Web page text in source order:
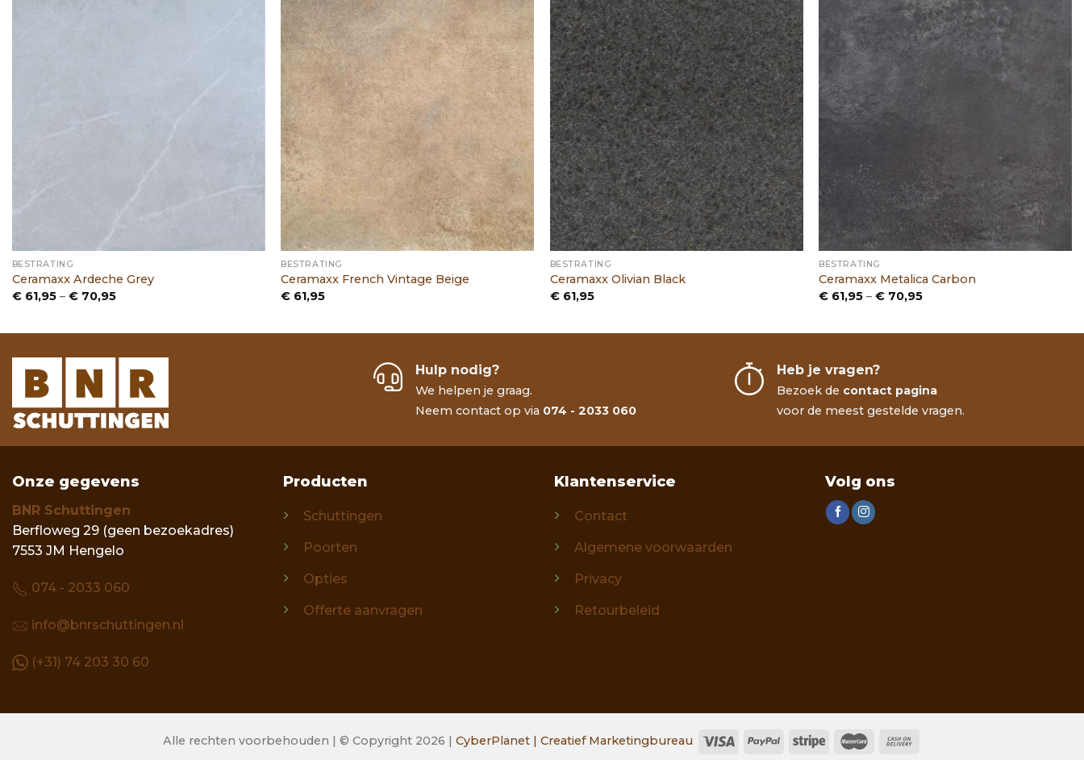
BESTRATING
Ceramaxx Ardeche Grey
€61,95 – €70,95Prijsklasse:
BESTRATING
Ceramaxx French Vintage Beige
€ 61,95
BESTRATING
Ceramaxx Olivian Black
€61,95
BESTRATING
Ceramaxx Metalica Carbon
€ 61,95 – € 70,95Prijsklasse:
Hulp nodig?
We helpen je graag.
Neem contact op via 074 - 2033 060
Heb je vragen?
Bezoek de contact pagina
voor de meest gestelde vragen.
Onze gegevens
BNR Schuttingen
Berfloweg 29 (geen bezoekadres)
7553 JM Hengelo
074 - 2033 060
info@bnrschuttingen.nl
(+31) 74 203 30 60
Producten
Schuttingen
Poorten
Opties
Offerte aanvragen
Klantenservice
Contact
Algemene voorwaarden
Privacy
Retourbeleid
Volg ons
Alle rechten voorbehouden | © Copyright 2026 | CyberPlanet | Creatief Marketingbureau